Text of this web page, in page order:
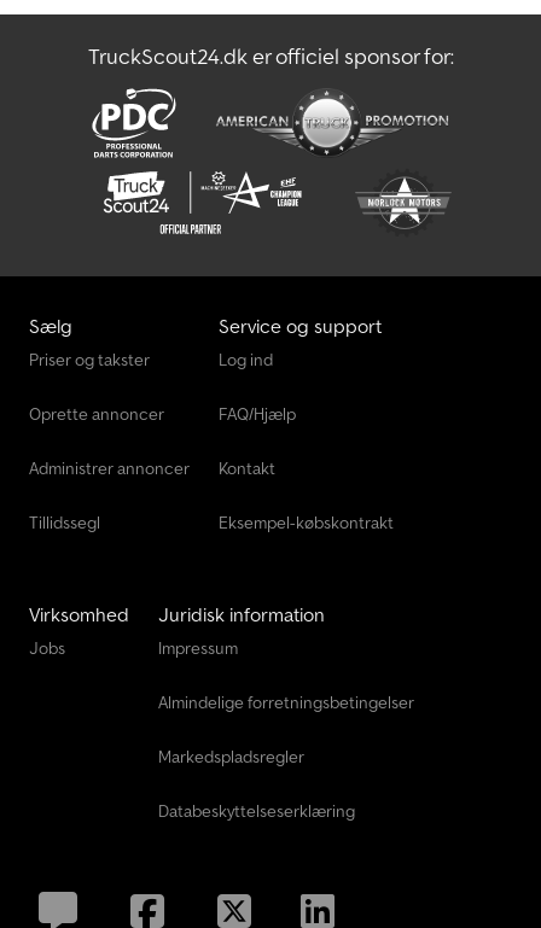
TruckScout24.dk er officiel sponsor for:
Sælg
Priser og takster
Oprette annoncer
Administrer annoncer
Tillidssegl
Service og support
Log ind
FAQ/Hjælp
Kontakt
Eksempel-købskontrakt
Virksomhed
Jobs
Juridisk information
Impressum
Almindelige forretningsbetingelser
Markedspladsregler
Databeskyttelseserklæring